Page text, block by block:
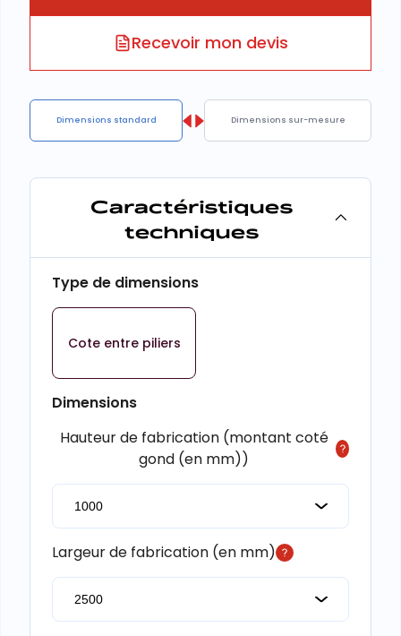
Recevoir mon devis
Dimensions standard Dimensions sur-mesure
Caractéristiques
techniques
Type de dimensions
Cote entre piliers
Dimensions
Hauteur de fabrication (montant coté
gond (en mm))
Largeur de fabrication (en mm)